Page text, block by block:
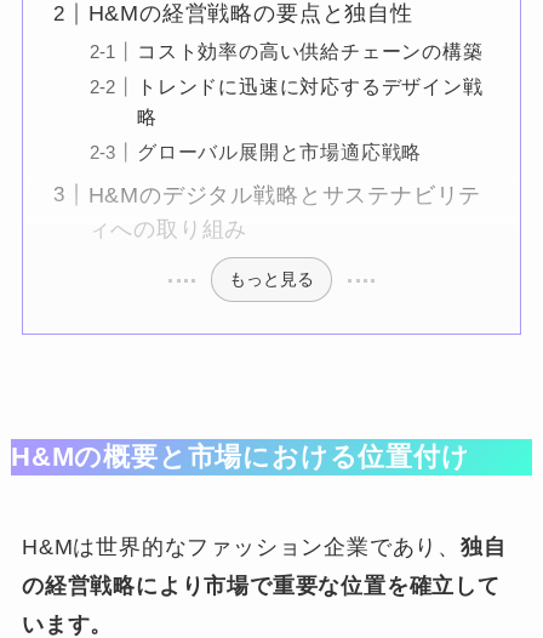
H&Mの経営戦略の要点と独自性
コスト効率の高い供給チェーンの構築
トレンドに迅速に対応するデザイン戦
略
グローバル展開と市場適応戦略
H&Mのデジタル戦略とサステナビリテ
ィへの取り組み
もっと見る
H&Mの概要と市場における位置付け
H&Mは世界的なファッション企業であり、独自
の経営戦略により市場で重要な位置を確立して
います。